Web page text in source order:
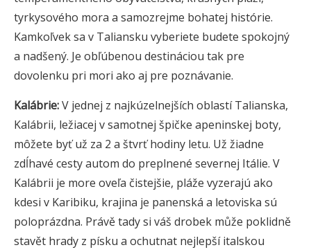
tyrkysového mora a samozrejme bohatej histórie.
Kamkoľvek sa v Taliansku vyberiete budete spokojný
a nadšený. Je obľúbenou destináciou tak pre
dovolenku pri mori ako aj pre poznávanie.
Kalábrie:V jednej z najkúzelnejších oblastí Talianska,
Kalábrii, ležiacej v samotnej špičke apeninskej boty,
môžete byť už za 2 a štvrť hodiny letu. Už žiadne
zdĺhavé cesty autom do preplnené severnej Itálie. V
Kalábrii je more oveľa čistejšie, pláže vyzerajú ako
kdesi v Karibiku, krajina je panenská a letoviska sú
poloprázdna. Právě tady si váš drobek může poklidně
stavět hrady z písku a ochutnat nejlepší italskou